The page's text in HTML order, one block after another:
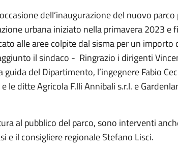
dell’inaugurazione del nuovo parco
urbana iniziato nella primavera 2023 e
alle aree colpite dal sisma per un importo
il sindaco - Ringrazio i dirigenti
del Dipartimento, l’ingegnere Fabio
le ditte Agricola F.lli Annibali s.r.l. e
al pubblico del parco, sono interventi
e il consigliere regionale Stefano Lisci.